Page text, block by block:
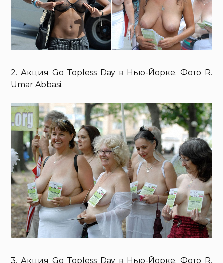
2. Акция Go Topless Day в Нью-Йорке. Фото R.
Umar Abbasi.
3. Акция Go Topless Day в Нью-Йорке. Фото R.